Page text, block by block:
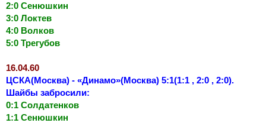
2:0 Сенюшкин
3:0 Локтев
4:0 Волков
5:0 Трегубов
16.04.60
ЦСКА(Москва) - «Динамо»(Москва) 5:1(1:1 , 2:0 , 2:0).
Шайбы забросили:
0:1 Солдатенков
1:1 Сенюшкин